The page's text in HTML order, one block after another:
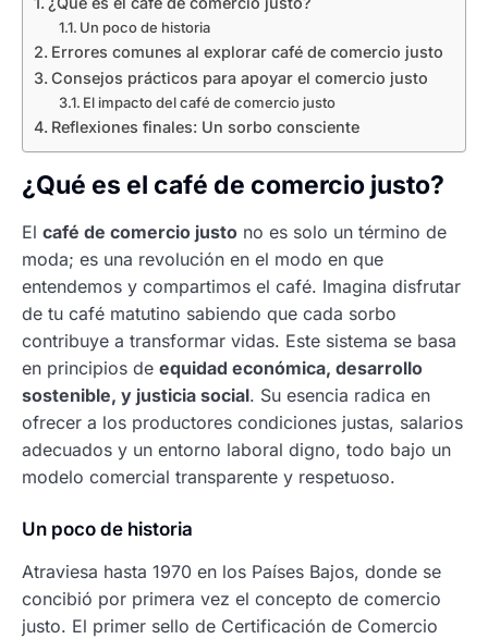
Un poco de historia
Errores comunes al explorar café de comercio justo
Consejos prácticos para apoyar el comercio justo
El impacto del café de comercio justo
Reflexiones finales: Un sorbo consciente
¿Qué es el café de comercio justo?
El café de comercio justo no es solo un término de
moda; es una revolución en el modo en que
entendemos y compartimos el café. Imagina disfrutar
de tu café matutino sabiendo que cada sorbo
contribuye a transformar vidas. Este sistema se basa
en principios de equidad económica, desarrollo
sostenible, y justicia social. Su esencia radica en
ofrecer a los productores condiciones justas, salarios
adecuados y un entorno laboral digno, todo bajo un
modelo comercial transparente y respetuoso.
Un poco de historia
Atraviesa hasta 1970 en los Países Bajos, donde se
concibió por primera vez el concepto de comercio
justo. El primer sello de Certificación de Comercio